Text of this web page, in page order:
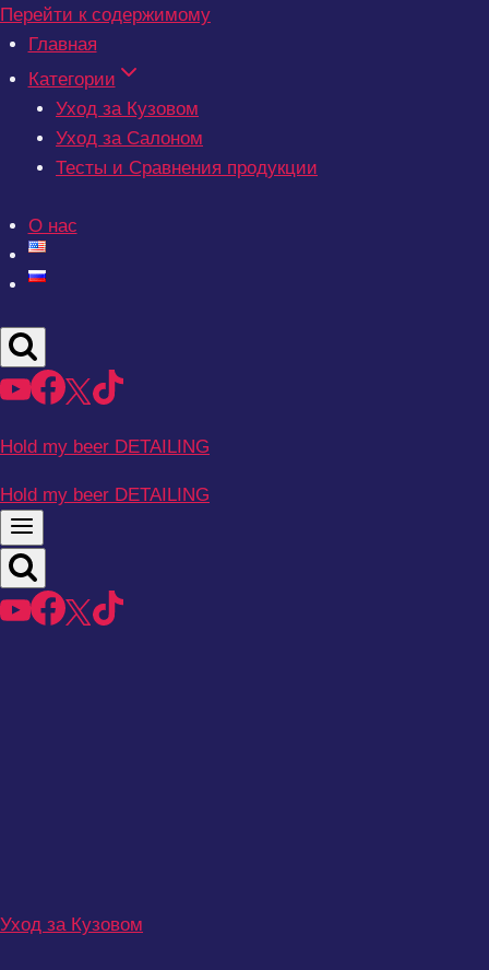
Перейти к содержимому
Главная
Категории
Уход за Кузовом
Уход за Салоном
Тесты и Сравнения продукции
О нас
Hold my beer DETAILING
Hold my beer DETAILING
Уход за Кузовом